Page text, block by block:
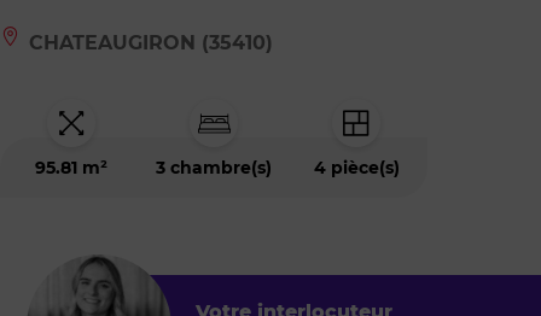
Le
bien
CHATEAUGIRON
(35410)
CHATEAUGIRON (35410)
95.81 m² 3 chambre(s) 4 pièce(s)